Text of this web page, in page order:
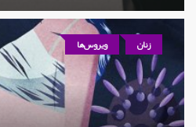
زنان ویروس‌ها